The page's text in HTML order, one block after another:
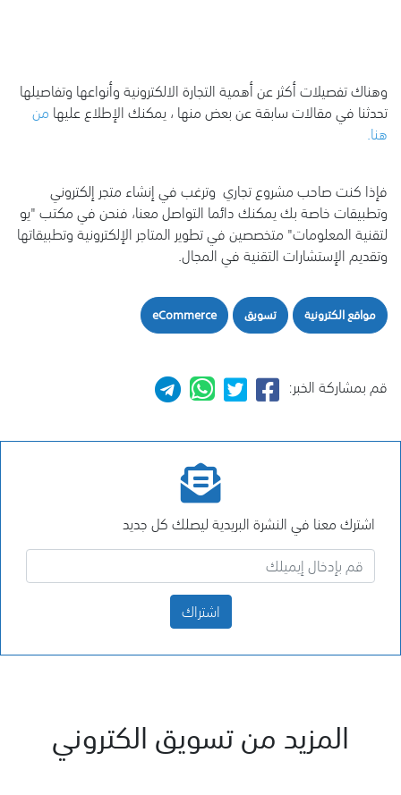
وهناك تفصيلات أكثر عن أهمية التجارة الالكترونية وأنواعها وتفاصيلها
تحدثنا في مقالات سابقة عن بعض منها ، يمكنك الإطلاع عليهامن
هنا.
فإذا كنت صاحب مشروع تجاري وترغب في إنشاء متجر إلكتروني
وتطبيقات خاصة بك يمكنك دائما التواصل معنا، فنحن في مكتب "يو
لتقنية المعلومات" متخصصين في تطوير المتاجر الإلكترونية وتطبيقاتها
وتقديم الإستشارات التقنية في المجال.
مواقع الكترونية تسويق eCommerce
قم بمشاركة الخبر:
اشترك معنا في النشرة البريدية ليصلك كل جديد
اشتراك
المزيد من تسويق الكتروني